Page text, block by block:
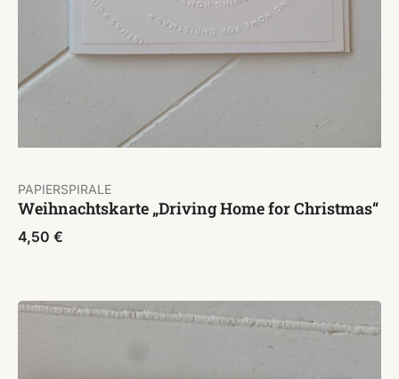
PAPIERSPIRALE
Weihnachtskarte „Driving Home for Christmas“
4,50 €